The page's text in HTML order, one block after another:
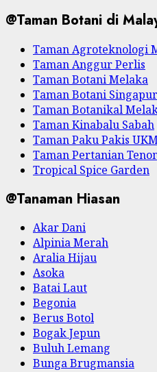
@Taman Botani di
Taman Agroteknologi
Taman Anggur Perlis
Taman Botani Melaka
Taman Botani
Taman Botanikal
Taman Kinabalu Sabah
Taman Paku Pakis UKM
Taman Pertanian
Tropical Spice Garden
@Tanaman Hiasan
Akar Dani
Alpinia Merah
Aralia Hijau
Asoka
Batai Laut
Begonia
Berus Botol
Bogak Jepun
Buluh Lemang
Bunga Brugmansia